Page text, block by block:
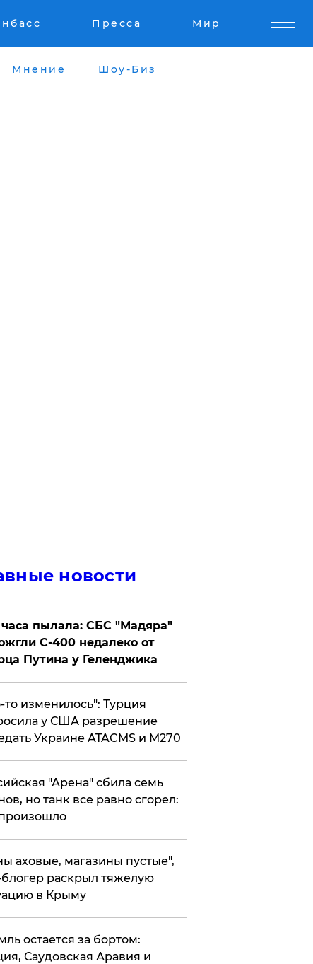
Пресса Мир
Мнение Шоу-Биз
новости
пылала: СБС "Мадяра"
С-400 недалеко от
Путина у Геленджика
то изменилось": Турция
у США разрешение
Украине ATACMS и M270
"Арена" сбила семь
но танк все равно сгорел:
аховые, магазины пустые",
раскрыл тяжелую
в Крыму
остается за бортом:
Саудовская Аравия и